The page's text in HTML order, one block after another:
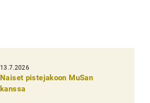
13.7.2026
Naiset pistejakoon MuSan
kanssa